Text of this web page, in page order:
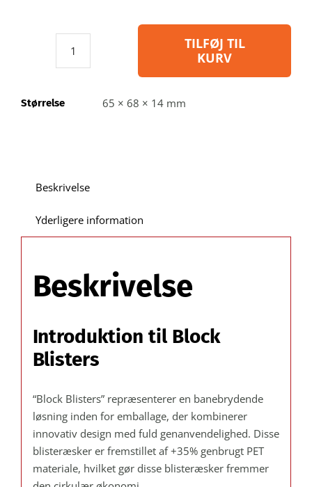
SB04-
Blisteræske
A:
/
Udvendig
X:
85 Y:
Kasse/kolli
á
720
stk.
antal
TILFØJ TIL
KURV
Størrelse 65 × 68 × 14 mm
Beskrivelse
Yderligere information
Beskrivelse
Introduktion til Block
Blisters
“Block Blisters” repræsenterer en banebrydende
løsning inden for emballage, der kombinerer
innovativ design med fuld genanvendelighed. Disse
blisteræsker er fremstillet af +35% genbrugt PET
materiale, hvilket gør disse blisteræsker fremmer